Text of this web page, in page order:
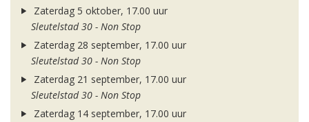
Zaterdag 5 oktober, 17.00 uur
Sleutelstad 30 - Non Stop
Zaterdag 28 september, 17.00 uur
Sleutelstad 30 - Non Stop
Zaterdag 21 september, 17.00 uur
Sleutelstad 30 - Non Stop
Zaterdag 14 september, 17.00 uur